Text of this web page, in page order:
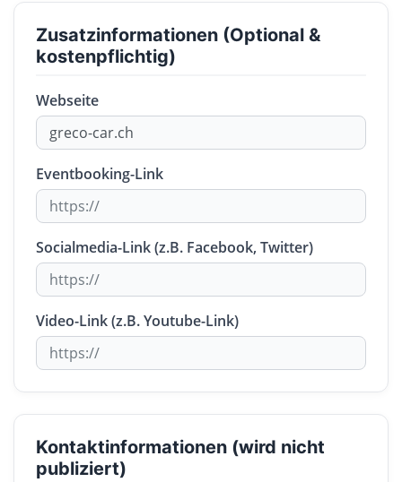
Zusatzinformationen (Optional &
kostenpflichtig)
Webseite
Eventbooking-Link
Socialmedia-Link (z.B. Facebook, Twitter)
Video-Link (z.B. Youtube-Link)
Kontaktinformationen (wird nicht
publiziert)